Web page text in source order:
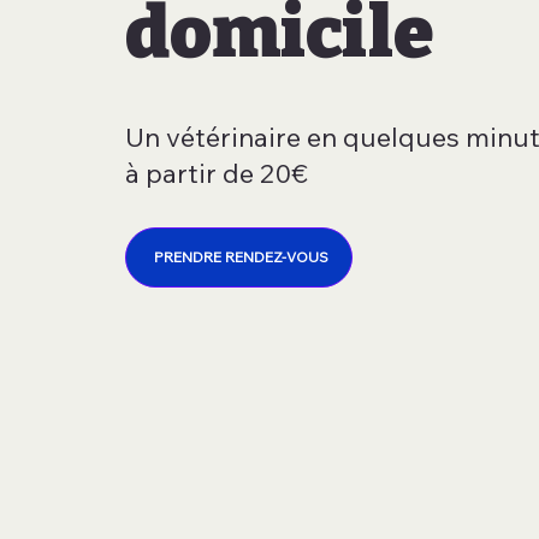
domicile
Un vétérinaire en quelques
à partir de 20€
PRENDRE RENDEZ-VOUS